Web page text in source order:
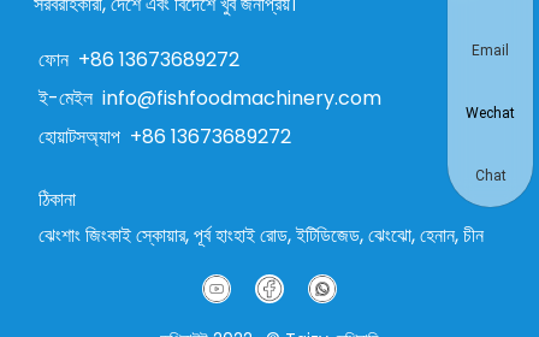
ফোন +86 13673689272
ই-মেইল info@fishfoodmachinery.com
হোয়াটসঅ্যাপ +86 13673689272
ঠিকানা
ঝেংশাং জিংকাই স্কোয়ার, পূর্ব হাংহাই রোড, ইটিডিজেড, ঝেংঝো, হেনান, চীন
Email
Wechat
Chat